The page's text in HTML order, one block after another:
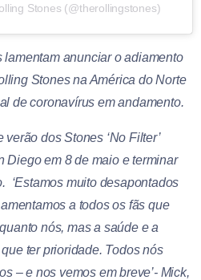
Stones (@therollingstones)
lamentam anunciar o adiamento
Stones na América do Norte
de coronavírus em andamento.
dos Stones ‘No Filter’
Diego em 8 de maio e terminar
‘Estamos muito desapontados
a todos os fãs que
nós, mas a saúde e a
ter prioridade. Todos nós
– e nos vemos em breve’- Mick,